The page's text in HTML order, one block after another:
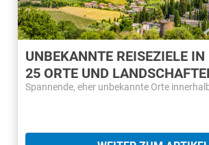
UNBEKANNTE REISEZIELE IN
25 ORTE UND
Spannende, eher unbekannte Orte